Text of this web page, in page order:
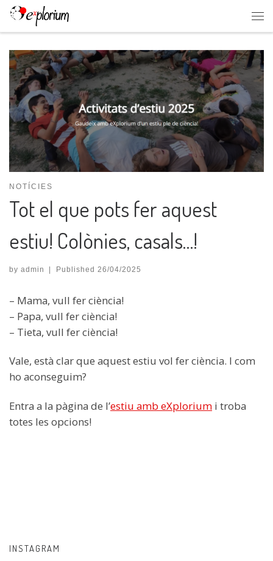
Skip to content
NOTÍCIES
Tot el que pots fer aquest
estiu! Colònies, casals…!
by admin Published 26/04/2025
– Mama, vull fer ciència!
– Papa, vull fer ciència!
– Tieta, vull fer ciència!
Vale, està clar que aquest estiu vol fer ciència. I com
ho aconseguim?
Entra a la pàgina de l’estiu amb eXplorium i troba
totes les opcions!
INSTAGRAM